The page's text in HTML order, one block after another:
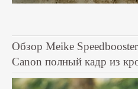
Обзор Meike
Canon полный кадр из